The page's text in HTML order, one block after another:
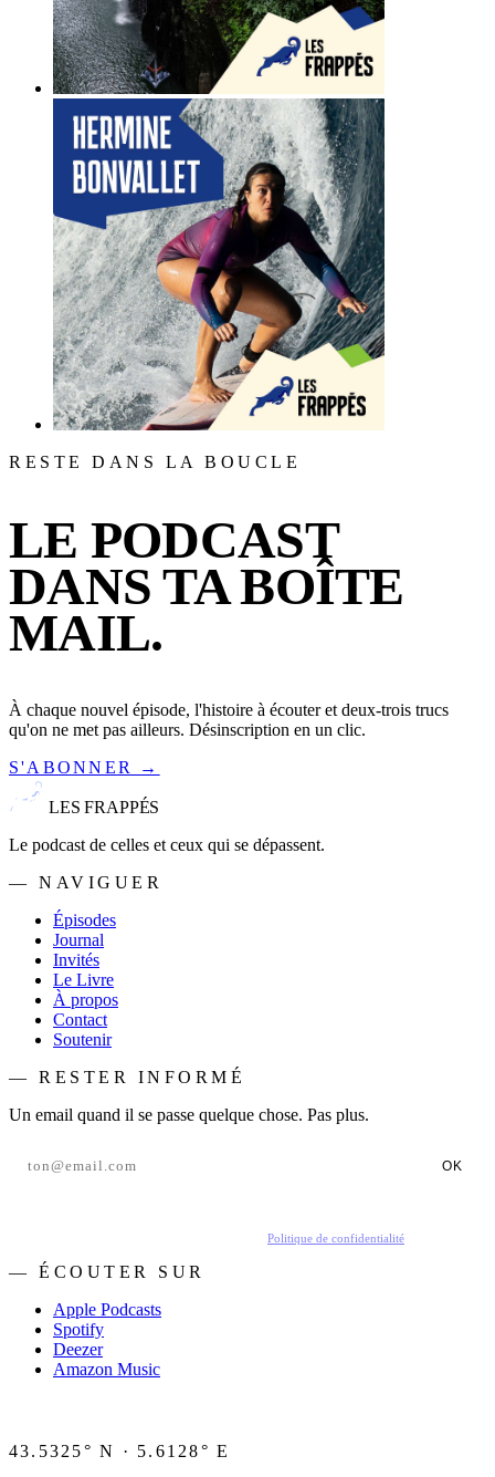
RESTE DANS LA BOUCLE
LE PODCAST
DANS TA BOÎTE
MAIL.
À chaque nouvel épisode, l'histoire à écouter et deux-trois trucs
qu'on ne met pas ailleurs. Désinscription en un clic.
S'ABONNER →
LES FRAPPÉS
Le podcast de celles et ceux qui se dépassent.
— NAVIGUER
Épisodes
Journal
Invités
Le Livre
À propos
Contact
Soutenir
— RESTER INFORMÉ
Un email quand il se passe quelque chose. Pas plus.
OK
Politique de confidentialité
— ÉCOUTER SUR
Apple Podcasts
Spotify
Deezer
Amazon Music
43.5325° N · 5.6128° E